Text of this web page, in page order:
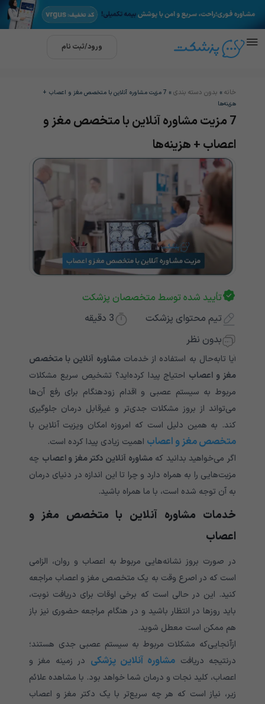
ورود/ثبت نام
خانه » بدون دسته بندی »
7 مزیت مشاوره آنلاین با متخصص مغز و اعصاب +
هزینه‌ها
7 مزیت مشاوره آنلاین با متخصص مغز و
اعصاب + هزینه‌ها
تأیید شده توسط متخصصان پزشکت
تیم محتوای پزشکت
3 دقیقه
بدون نظر
آیا تابه‌حال به استفاده از خدماتمشاوره آنلاین با متخصص
مغز و اعصاب احتیاج پیدا کرده‌اید؟ تشخیص سریع مشکلات
مربوط به سیستم عصبی و اقدام زودهنگام برای رفع آن‌ها
می‌تواند از بروز مشکلات جدی‌تر و غیرقابل درمان جلوگیری
کند. به همین دلیل است که امروزه امکان ویزیت آنلاین با
متخصص مغز و اعصاب اهمیت زیادی پیدا کرده است.
اگر می‌خواهید بدانید کهمشاوره آنلاین دکتر مغز و اعصاب چه
مزیت‌هایی را به همراه دارد و چرا تا این اندازه در دنیای درمان
به آن توجه شده است، با ما همراه باشید.
خدمات مشاوره آنلاین با متخصص مغز و
اعصاب
در صورت بروز نشانه‌هایی مربوط به اعصاب و روان، الزامی
است که در اصرع وقت به یک متخصص مغز و اعصاب مراجعه
کنید. این در حالی است که برخی اوقات برای دریافت نوبت،
باید روزها در انتظار باشید و در هنگام مراجعه حضوری نیز باز
هم ممکن است معطل شوید.
ازآنجایی‌که مشکلات مربوط به سیستم عصبی جدی هستند؛
درنتیجه دریافت مشاوره آنلاین پزشکی در زمینه مغز و
اعصاب، کلید نجات و درمان شما خواهد بود. با مشاهده علائم
زیر، نیاز است که هر چه سریع‌تر با یک دکتر مغز و اعصاب